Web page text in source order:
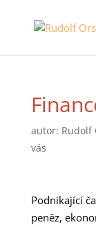
autor: Rudolf
vás
Podnikající
peněz,